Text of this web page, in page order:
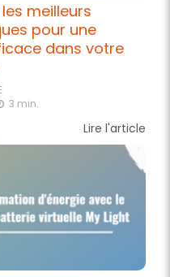
meilleurs
pour une
dans votre
3 min.
Lire l'article